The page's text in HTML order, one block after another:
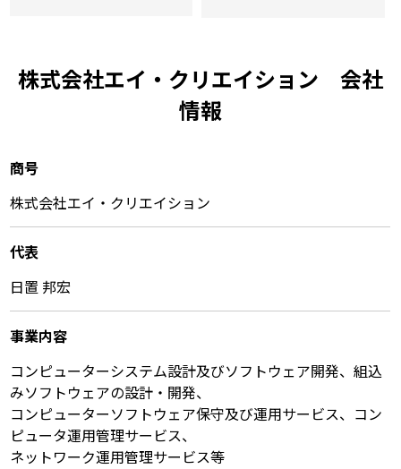
株式会社エイ・クリエイション 会社
情報
商号
株式会社エイ・クリエイション
代表
日置 邦宏
事業内容
コンピューターシステム設計及びソフトウェア開発、組込
みソフトウェアの設計・開発、
コンピューターソフトウェア保守及び運用サービス、コン
ピュータ運用管理サービス、
ネットワーク運用管理サービス等